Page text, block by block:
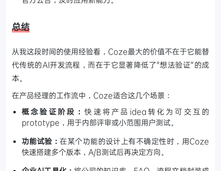
总结
从我这段时间的使用经验看，Coze最大的价值不在于它能替
代传统的AI开发流程，而在于它显著降低了"想法验证"的成
本。
在产品经理的工作流中，Coze适合这几个场景：
概念验证阶段：快速将产品idea转化为可交互的
prototype，用于内部评审或小范围用户测试。
功能试验：在某个功能的设计上有不确定性时，用Coze
快速搭建多个版本，A/B测试后再决定方向。